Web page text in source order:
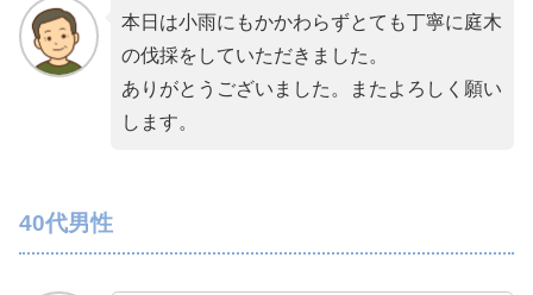
本日は小雨にもかかわらずとても丁寧に庭木
の伐採をしていただきました。
ありがとうございました。またよろしく願い
します。
40代男性